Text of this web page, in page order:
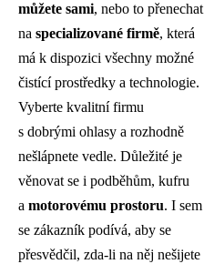
můžete sami, nebo to přenechat
na specializované firmě, která
má k dispozici všechny možné
čistící prostředky a technologie.
Vyberte kvalitní firmu
s dobrými ohlasy a rozhodně
nešlápnete vedle. Důležité je
věnovat se i podběhům, kufru
a motorovému prostoru. I sem
se zákazník podívá, aby se
přesvědčil, zda-li na něj nešijete